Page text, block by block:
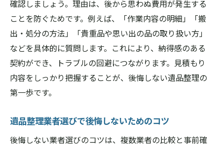
確認しましょう。理由は、後から思わぬ費用が発生する
ことを防ぐためです。例えば、「作業内容の明細」「搬
出・処分の方法」「貴重品や思い出の品の取り扱い方」
などを具体的に質問します。これにより、納得感のある
契約ができ、トラブルの回避につながります。見積もり
内容をしっかり把握することが、後悔しない遺品整理の
第一歩です。
遺品整理業者選びで後悔しないためのコツ
後悔しない業者選びのコツは、複数業者の比較と事前確